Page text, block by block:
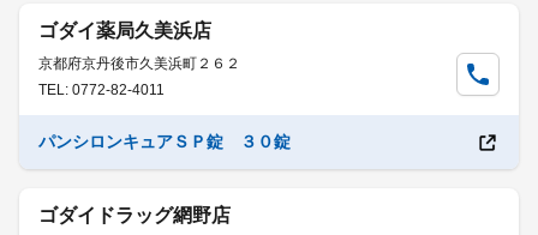
ゴダイ薬局久美浜店
京都府京丹後市久美浜町２６２
TEL: 0772-82-4011
パンシロンキュアＳＰ錠 ３０錠
ゴダイドラッグ網野店